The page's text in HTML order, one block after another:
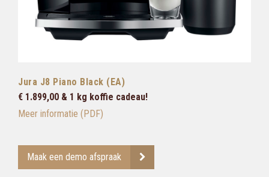
Jura J8 Piano Black (EA)
€ 1.899,00 & 1 kg koffie cadeau!
Meer informatie (PDF)
Maak een demo afspraak